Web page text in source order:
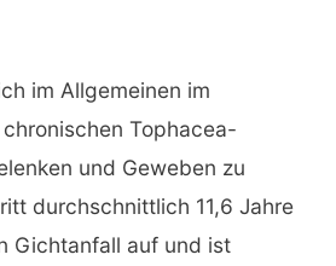
im Allgemeinen im
Tophacea-
und Geweben zu
durchschnittlich 11,6 Jahre
Gichtanfall auf und ist